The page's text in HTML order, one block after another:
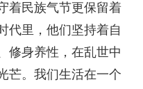
着民族气节更保留着
代里，他们坚持着自
修身养性，在乱世中
芒。我们生活在一个